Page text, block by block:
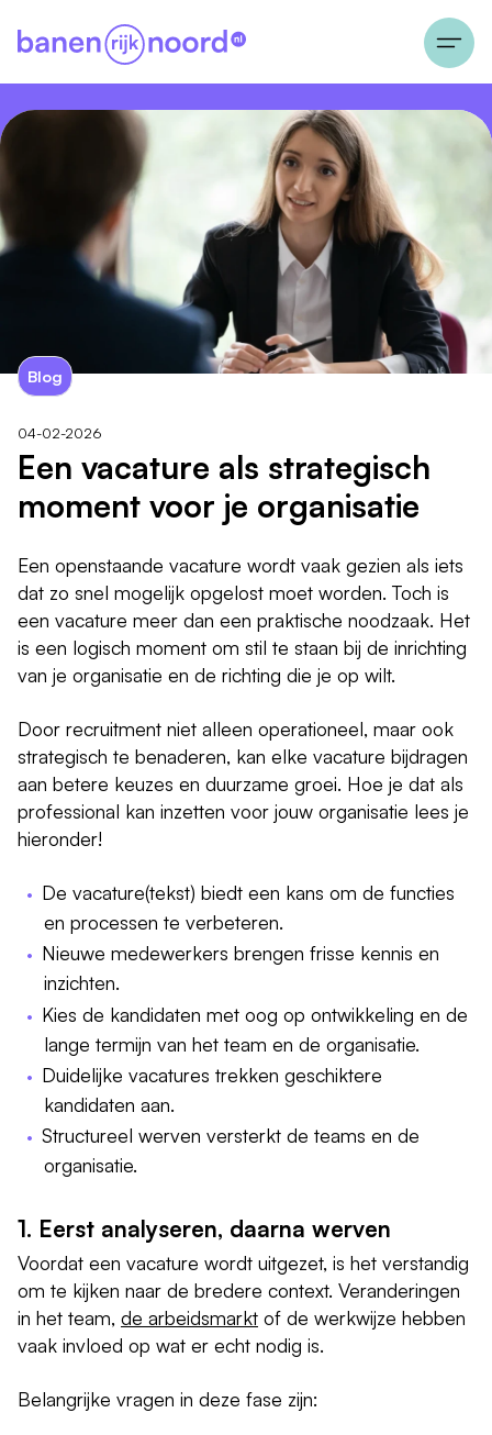
Blog
04-02-2026
Een vacature als strategisch
moment voor je organisatie
Een openstaande vacature wordt vaak gezien als iets
dat zo snel mogelijk opgelost moet worden. Toch is
een vacature meer dan een praktische noodzaak. Het
is een logisch moment om stil te staan bij de inrichting
van je organisatie en de richting die je op wilt.
Door recruitment niet alleen operationeel, maar ook
strategisch te benaderen, kan elke vacature bijdragen
aan betere keuzes en duurzame groei. Hoe je dat als
professional kan inzetten voor jouw organisatie lees je
hieronder!
De vacature(tekst) biedt een kans om de functies
en processen te verbeteren.
Nieuwe medewerkers brengen frisse kennis en
inzichten.
Kies de kandidaten met oog op ontwikkeling en de
lange termijn van het team en de organisatie.
Duidelijke vacatures trekken geschiktere
kandidaten aan.
Structureel werven versterkt de teams en de
organisatie.
1. Eerst analyseren, daarna werven
Voordat een vacature wordt uitgezet, is het verstandig
om te kijken naar de bredere context. Veranderingen
in het team, de arbeidsmarkt of de werkwijze hebben
vaak invloed op wat er echt nodig is.
Belangrijke vragen in deze fase zijn: